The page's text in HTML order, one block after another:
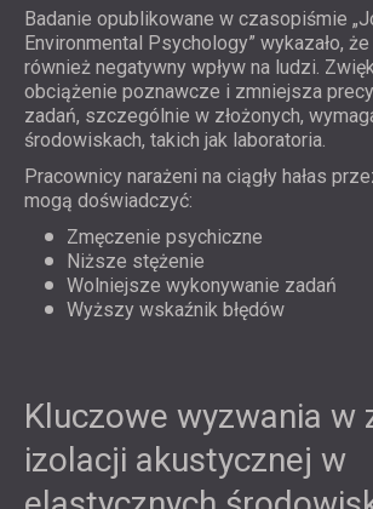
Badanie opublikowane w czasopiśmie
Environmental Psychology” wykazało, że
również negatywny wpływ na ludzi.
obciążenie poznawcze i zmniejsza
zadań, szczególnie w złożonych,
środowiskach, takich jak laboratoria.
Pracownicy narażeni na ciągły hałas
mogą doświadczyć:
Zmęczenie psychiczne
Niższe stężenie
Wolniejsze wykonywanie zadań
Wyższy wskaźnik błędów
Kluczowe wyzwania w
izolacji akustycznej w